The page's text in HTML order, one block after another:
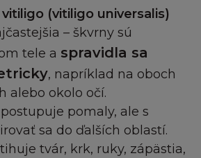
(vitiligo universalis)
– škvrny sú
tele a spravidla sa
, napríklad na oboch
alebo okolo očí.
pomaly, ale s
sa do ďalších oblastí.
tvár, krk, ruky, zápästia,
za škodu
škodlivými jevy a kódy.
odpovědnost za Obsah
osobami. L´Oréal také není
nebo stálou
linek a zařízení, které
ke Stránce.